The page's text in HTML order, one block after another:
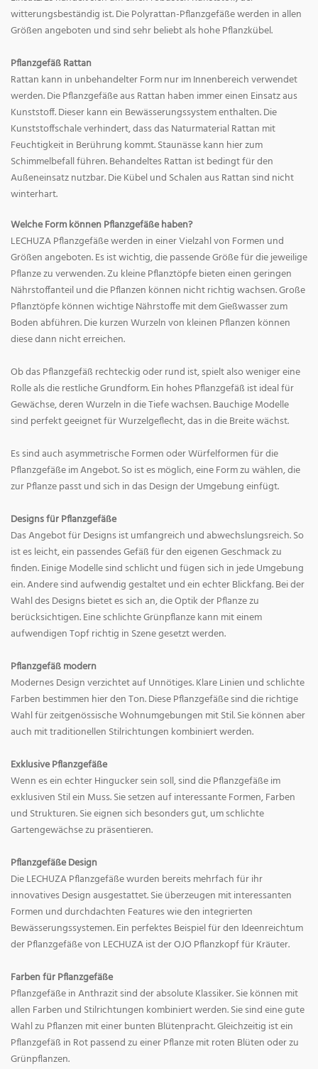
witterungsbeständig ist. Die Polyrattan-Pflanzgefäße werden in allen
Größen angeboten und sind sehr beliebt als hohe Pflanzkübel.
Pflanzgefäß Rattan
Rattan kann in unbehandelter Form nur im Innenbereich verwendet
werden. Die Pflanzgefäße aus Rattan haben immer einen Einsatz aus
Kunststoff. Dieser kann ein Bewässerungssystem enthalten. Die
Kunststoffschale verhindert, dass das Naturmaterial Rattan mit
Feuchtigkeit in Berührung kommt. Staunässe kann hier zum
Schimmelbefall führen. Behandeltes Rattan ist bedingt für den
Außeneinsatz nutzbar. Die Kübel und Schalen aus Rattan sind nicht
winterhart.
Welche Form können Pflanzgefäße haben?
LECHUZA Pflanzgefäße werden in einer Vielzahl von Formen und
Größen angeboten. Es ist wichtig, die passende Größe für die jeweilige
Pflanze zu verwenden. Zu kleine Pflanztöpfe bieten einen geringen
Nährstoffanteil und die Pflanzen können nicht richtig wachsen. Große
Pflanztöpfe können wichtige Nährstoffe mit dem Gießwasser zum
Boden abführen. Die kurzen Wurzeln von kleinen Pflanzen können
diese dann nicht erreichen.
Ob das Pflanzgefäß rechteckig oder rund ist, spielt also weniger eine
Rolle als die restliche Grundform. Ein hohes Pflanzgefäß ist ideal für
Gewächse, deren Wurzeln in die Tiefe wachsen. Bauchige Modelle
sind perfekt geeignet für Wurzelgeflecht, das in die Breite wächst.
Es sind auch asymmetrische Formen oder Würfelformen für die
Pflanzgefäße im Angebot. So ist es möglich, eine Form zu wählen, die
zur Pflanze passt und sich in das Design der Umgebung einfügt.
Designs für Pflanzgefäße
Das Angebot für Designs ist umfangreich und abwechslungsreich. So
ist es leicht, ein passendes Gefäß für den eigenen Geschmack zu
finden. Einige Modelle sind schlicht und fügen sich in jede Umgebung
ein. Andere sind aufwendig gestaltet und ein echter Blickfang. Bei der
Wahl des Designs bietet es sich an, die Optik der Pflanze zu
berücksichtigen. Eine schlichte Grünpflanze kann mit einem
aufwendigen Topf richtig in Szene gesetzt werden.
Pflanzgefäß modern
Modernes Design verzichtet auf Unnötiges. Klare Linien und schlichte
Farben bestimmen hier den Ton. Diese Pflanzgefäße sind die richtige
Wahl für zeitgenössische Wohnumgebungen mit Stil. Sie können aber
auch mit traditionellen Stilrichtungen kombiniert werden.
Exklusive Pflanzgefäße
Wenn es ein echter Hingucker sein soll, sind die Pflanzgefäße im
exklusiven Stil ein Muss. Sie setzen auf interessante Formen, Farben
und Strukturen. Sie eignen sich besonders gut, um schlichte
Gartengewächse zu präsentieren.
Pflanzgefäße Design
Die LECHUZA Pflanzgefäße wurden bereits mehrfach für ihr
innovatives Design ausgestattet. Sie überzeugen mit interessanten
Formen und durchdachten Features wie den integrierten
Bewässerungssystemen. Ein perfektes Beispiel für den Ideenreichtum
der Pflanzgefäße von LECHUZA ist der OJO Pflanzkopf für Kräuter.
Farben für Pflanzgefäße
Pflanzgefäße in Anthrazit sind der absolute Klassiker. Sie können mit
allen Farben und Stilrichtungen kombiniert werden. Sie sind eine gute
Wahl zu Pflanzen mit einer bunten Blütenpracht. Gleichzeitig ist ein
Pflanzgefäß in Rot passend zu einer Pflanze mit roten Blüten oder zu
Grünpflanzen.